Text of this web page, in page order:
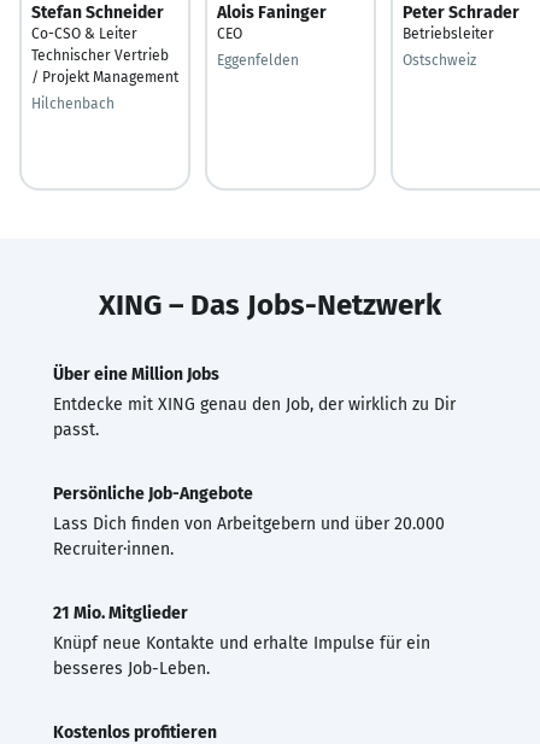
Stefan Schneider
Co-CSO & Leiter
Technischer Vertrieb
/ Projekt Management
Hilchenbach
Alois Faninger
CEO
Eggenfelden
Peter Schrader
Betriebsleiter
Ostschweiz
XING – Das Jobs-Netzwerk
Über eine Million Jobs
Entdecke mit XING genau den Job, der wirklich zu Dir
passt.
Persönliche Job-Angebote
Lass Dich finden von Arbeitgebern und über 20.000
Recruiter·innen.
21 Mio. Mitglieder
Knüpf neue Kontakte und erhalte Impulse für ein
besseres Job-Leben.
Kostenlos profitieren